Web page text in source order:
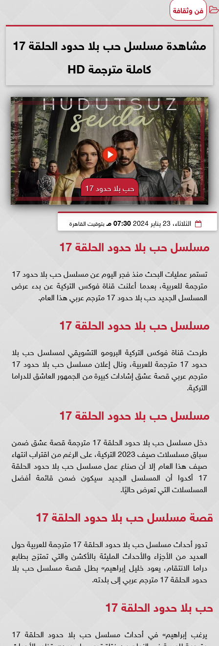
فن وثقافة
مشاهدة مسلسل حب بلا حدود الحلقة 17
كاملة مترجمة HD
حب بلا حدود 17
الثلاثاء، 23 يناير 2024 07:30 مـ بتوقيت القاهرة
مسلسل حب بلا حدود الحلقة 17
تستمر عمليات البحث منذ فجر اليوم عن مسلسل حب بلا حدود 17
مترجمة للعربية، بعدما أعلنت قناة فوكس التركية عن بدء عرض
المسلسل الجديد حب بلا حدود 17 مترجم عربي هذا العام.
مسلسل حب بلا حدود الحلقة 17
طرحت قناة فوكس التركية البرومو التشويقي لمسلسل حب بلا
حدود 17 مترجمة للعربية، ونال إعلان مسلسل حب بلا حدود 17
مترجم عربي قصة عشق إشادات كبيرة من الجمهور العاشق للدراما
التركية.
مسلسل حب بلا حدود الحلقة 17
دخل مسلسل حب بلا حدود الحلقة 17 مترجمة قصة عشق ضمن
سباق مسلسلات صيف 2023 التركية، على الرغم من اقتراب انتهاء
صيف هذا العام إلا أن صناع عمل مسلسل حب بلا حدود الحلقة
17 أكدوا أن المسلسل الجديد سيكون ضمن قائمة أفضل
المسلسلات التي تعرض حاليًا.
قصة مسلسل حب بلا حدود الحلقة 17
تدور أحداث مسلسل حب بلا حدود الحلقة 17 مترجمة للعربية حول
العديد من الأجزاء والأحداث المليئة بالأكشن والتي تمتزج بطابع
دراما الانتقام، يعود خليل إبراهيم» بطل قصة مسلسل حب بلا
حدود الحلقة 17 مترجم عربي إلى بلدته.
حب بلا حدود الحلقة 17
يرغب إبراهيم» في أحداث مسلسل حب بلا حدود الحلقة 17